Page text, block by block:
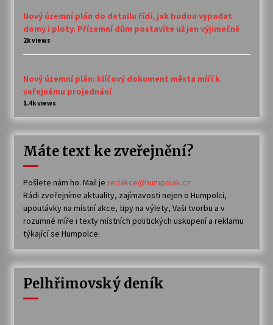
Nový územní plán do detailu řídí, jak budou vypadat
domy i ploty. Přízemní dům postavíte už jen výjimečně
2k views
Nový územní plán: klíčový dokument města míří k
veřejnému projednání
1.4k views
Máte text ke zveřejnění?
Pošlete nám ho. Mail je redakce@humpolak.cz
Rádi zveřejníme aktuality, zajímavosti nejen o Humpolci,
upoutávky na místní akce, tipy na výlety, Vaši tvorbu a v
rozumné míře i texty místních politických uskupení a reklamu
týkající se Humpolce.
Pelhřimovský deník